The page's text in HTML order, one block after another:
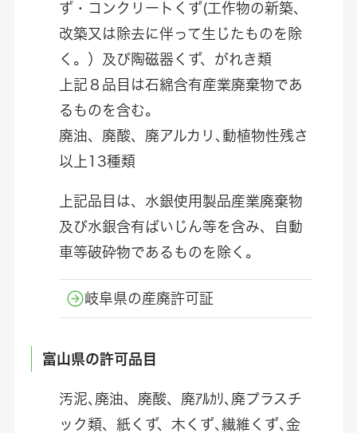
ず・コンクリートくず(工作物の新築、
改築又は除去に伴って生じたものを除
く。）及び陶磁器くず、がれき類
上記８品目は石綿含有産業廃棄物であ
るものを含む。
廃油、廃酸、廃アルカリ､動植物性残さ
以上13種類
上記品目は、水銀使用製品産業廃棄物
及び水銀含有ばいじん等を含み、自動
車等破砕物であるものを除く。
岐阜県の産廃許可証
富山県の許可品目
汚泥､廃油、廃酸、廃ｱﾙｶﾘ､廃プラスチ
ック類、紙くず、木くず､繊維くず､金